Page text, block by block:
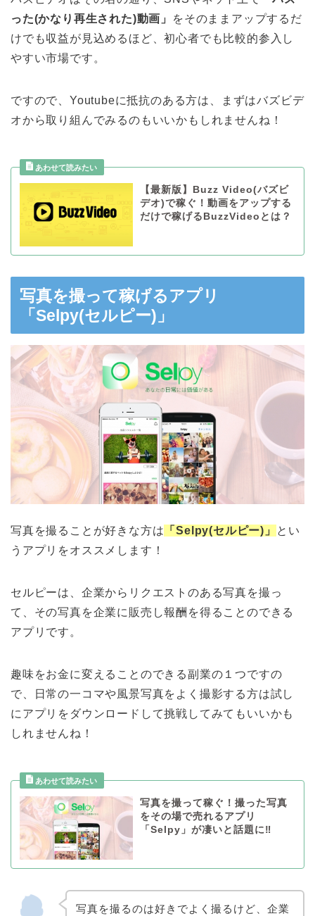
った(かなり再生された)動画」
をそのままアップするだ
けでも収益が見込めるほど、初心者でも比較的参入し
やすい市場です。
ですので、Youtubeに抵抗のある方は、まずはバズビデ
オから取り組んでみるのもいいかもしれませんね！
【最新版】Buzz Video(バズビ
デオ)で稼ぐ！動画をアップする
だけで稼げるBuzzVideoとは？
写真を撮って稼げるアプリ
「Selpy(セルピー)」
写真を撮ることが好きな方は 「Selpy(セルピー)」
とい
うアプリをオススメします！
セルピーは、企業からリクエストのある写真を撮っ
て、その写真を企業に販売し報酬を得ることのできる
アプリです。
趣味をお金に変えることのできる副業の１つですの
で、日常の一コマや風景写真をよく撮影する方は試し
にアプリをダウンロードして挑戦してみてもいいかも
しれませんね！
写真を撮って稼ぐ！撮った写真
をその場で売れるアプリ
「Selpy」が凄いと話題に‼︎
写真を撮るのは好きでよく撮るけど、企業